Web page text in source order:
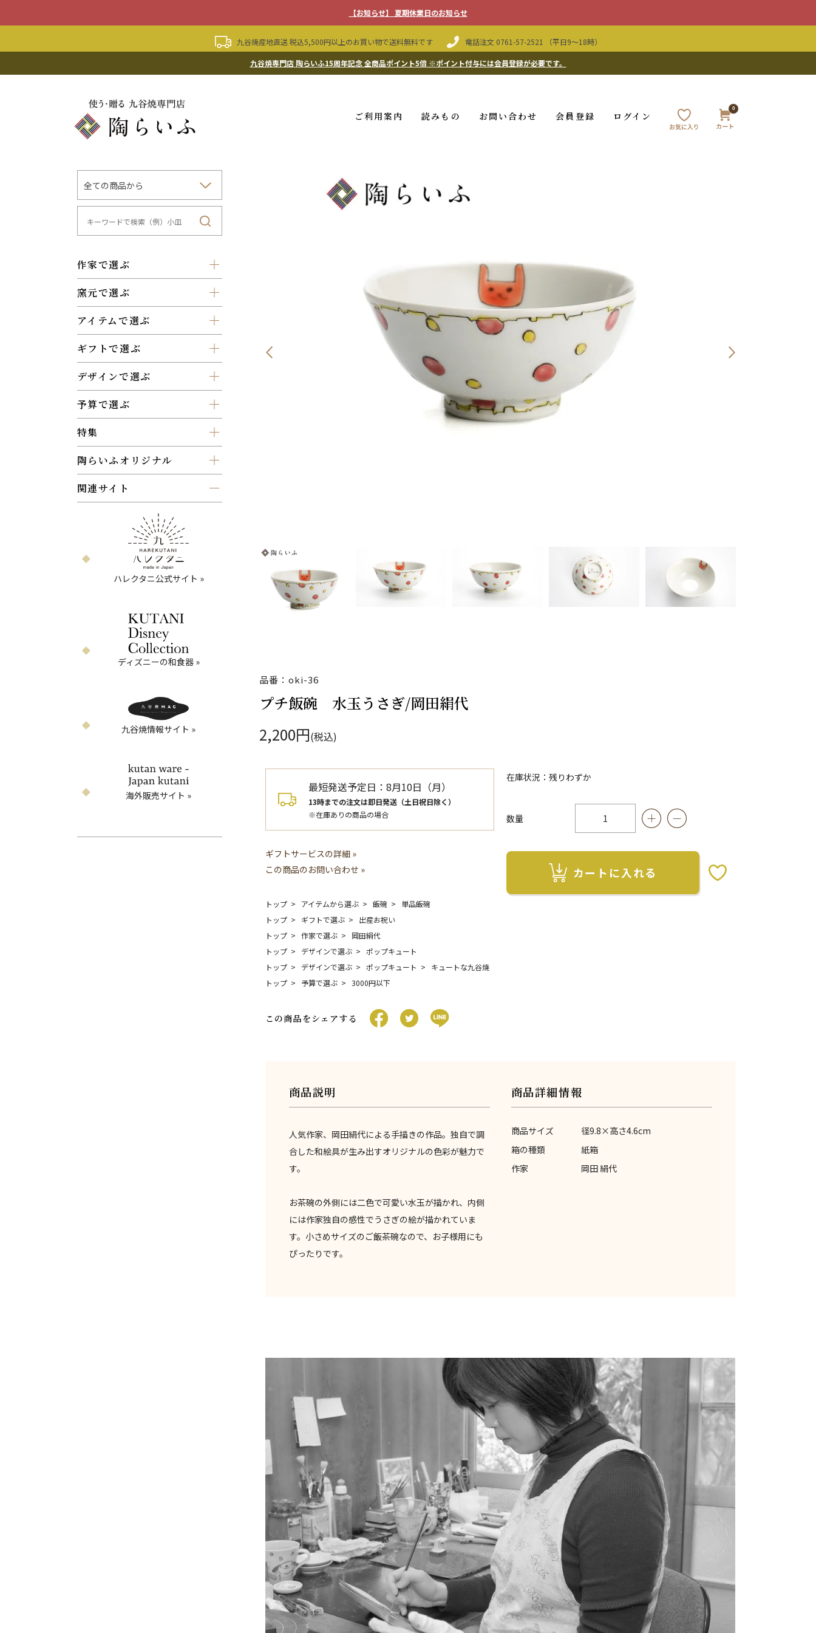
【お知らせ】 夏期休業日のお知らせ
九谷焼産地直送 税込5,500円以上のお買い物で送料無料です 電話注文 0761-57-2521 （平日9〜18時）
九谷焼専門店 陶らいふ15周年記念 全商品ポイント5倍※ポイント付与には会員登録が必要です。
ご利用案内 読みもの お問い合わせ 会員登録 ログイン
0
作家で選ぶ
窯元で選ぶ
アイテムで選ぶ
ギフトで選ぶ
デザインで選ぶ
予算で選ぶ
特集
陶らいふオリジナル
関連サイト
ハレクタニ公式サイト »
ディズニーの和食器 »
九谷焼情報サイト »
海外販売サイト »
品番：oki-36
プチ飯碗 水玉うさぎ/岡田絹代
2,200円(税込)
在庫状況：残りわずか
数量
カートに入れるお気に入りボタン
最短発送予定日： 8月10日（月）
13時までの注文は即日発送（土日祝日除く）
※在庫ありの商品の場合
ギフトサービスの詳細 »
この商品のお問い合わせ »
トップ アイテムから選ぶ 飯碗
単品飯碗
トップ
ギフトで選ぶ
出産お祝い
トップ
作家で選ぶ
岡田絹代
トップ
デザインで選ぶ
ポップキュート
トップ
デザインで選ぶ ポップキュート
キュートな九谷焼
トップ
予算で選ぶ 3000円以下
この商品をシェアする
商品説明
人気作家、岡田絹代による手描きの作品。独自で調
合した和絵具が生み出すオリジナルの色彩が魅力で
す。
お茶碗の外側には二色で可愛い水玉が描かれ、内側
には作家独自の感性でうさぎの絵が描かれていま
す。小さめサイズのご飯茶碗なので、お子様用にも
ぴったりです。
商品詳細情報
商品サイズ
径9.8×高さ4.6cm
箱の種類
紙箱
作家
岡田 絹代